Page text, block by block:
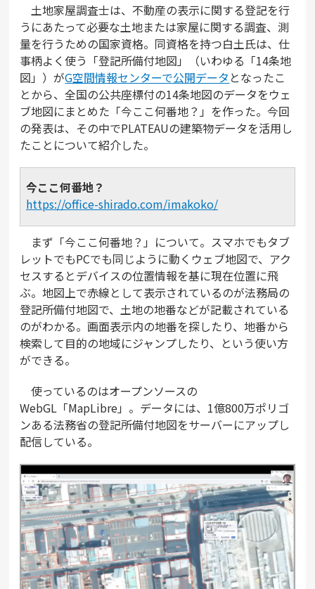
土地家屋調査士は、不動産の表示に関する登記を行
うにあたって必要な土地または家屋に関する調査、測
量を行うための国家資格。同資格を持つ白土氏は、仕
事柄よく使う「登記所備付地図」（いわゆる「14条地
図」）がG空間情報センターで公開データ となったこ
とから、全国の公共座標付の14条地図のデータをウェ
ブ地図にまとめた「今ここ何番地？」を作った。今回
の発表は、その中でPLATEAUの建築物データを活用し
たことについて紹介した。
今ここ何番地？
https://office-shirado.com/imakoko/
まず「今ここ何番地？」について。スマホでもタブ
レットでもPCでも同じように動くウェブ地図で、アク
セスするとデバイスの位置情報を基に現在位置に飛
ぶ。地図上で赤線として表示されているのが法務局の
登記所備付地図で、土地の地番などが記載されている
のがわかる。画面表示内の地番を探したり、地番から
検索して目的の地域にジャンプしたり、という使い方
ができる。
使っているのはオープンソースの
WebGL「MapLibre」。データには、1億800万ポリゴ
ンある法務省の登記所備付地図をサーバーにアップし
配信している。